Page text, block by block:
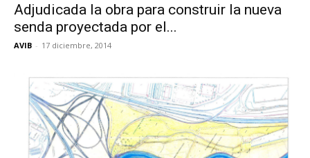
Adjudicada la obra para construir la nueva
senda proyectada por el...
AVIB - 17 diciembre, 2014